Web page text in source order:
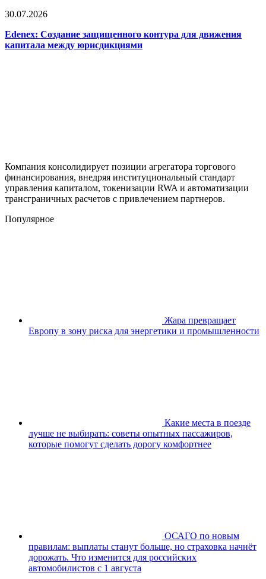
30.07.2026
Edenex: Создание защищенного контура для движения
капитала между юрисдикциями
Компания консолидирует позиции агрегатора торгового
финансирования, внедряя институциональный стандарт
управления капиталом, токенизации RWA и автоматизации
трансграничных расчетов с привлечением партнеров.
Популярное
Жара превращает
Европу в зону риска для энергетики и промышленности
Какие места в поезде
лучше не выбирать: советы опытных пассажиров,
которые помогут сделать дорогу комфортнее
ОСАГО по новым
правилам: выплаты станут больше, но страховка начнёт
дорожать. Что изменится для российских
автомобилистов с 1 августа